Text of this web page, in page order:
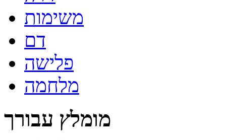
משימות
דם
פלישה
מלחמה
מומלץ עבורך